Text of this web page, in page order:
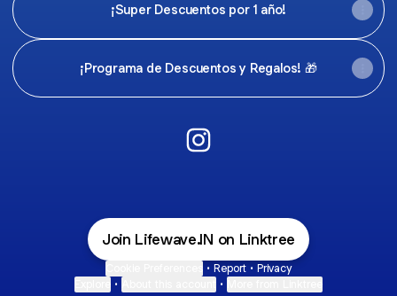
¡Super Descuentos por 1 año!
¡Programa de Descuentos y Regalos! 🎁
Join Lifewave.IN on Linktree
• Report • Privacy
• •